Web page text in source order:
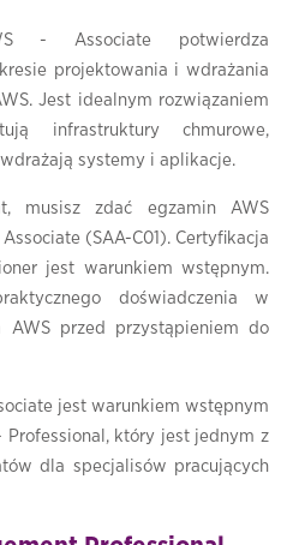
- Associate potwierdza
projektowania i wdrażania
Jest idealnym rozwiązaniem
infrastruktury chmurowe,
systemy i aplikacje.
musisz zdać egzamin AWS
(SAA-C01). Certyfikacja
jest warunkiem wstępnym.
doświadczenia w
AWS przed przystąpieniem do
jest warunkiem wstępnym
Professional, który jest jednym z
dla specjalisów pracujących